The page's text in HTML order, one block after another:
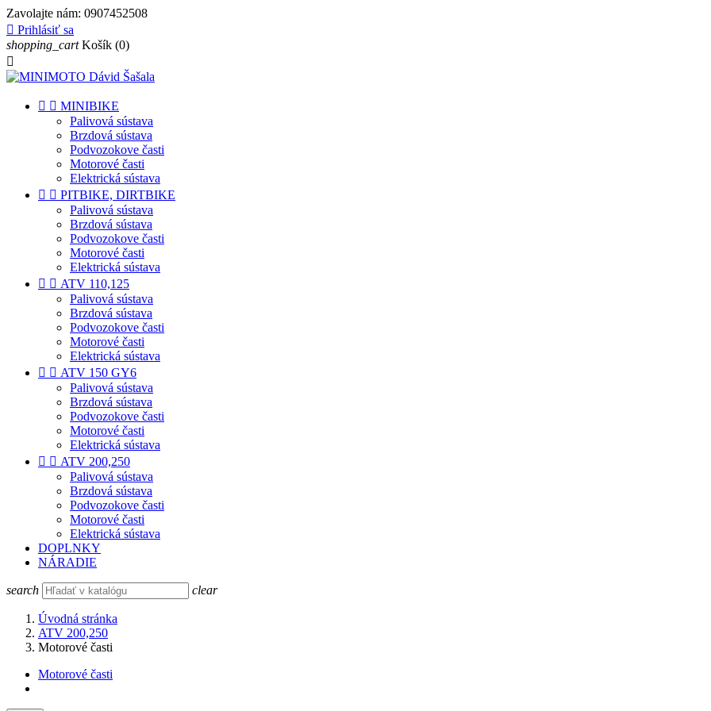
Zavolajte nám: 0907452508
 Prihlásiť sa
shopping_cart Košík (0)

  MINIBIKE
Palivová sústava
Brzdová sústava
Podvozokove časti
Motorové časti
Elektrická sústava
  PITBIKE, DIRTBIKE
Palivová sústava
Brzdová sústava
Podvozokove časti
Motorové časti
Elektrická sústava
  ATV 110,125
Palivová sústava
Brzdová sústava
Podvozokove časti
Motorové časti
Elektrická sústava
  ATV 150 GY6
Palivová sústava
Brzdová sústava
Podvozokove časti
Motorové časti
Elektrická sústava
  ATV 200,250
Palivová sústava
Brzdová sústava
Podvozokove časti
Motorové časti
Elektrická sústava
DOPLNKY
NÁRADIE
search clear
Úvodná stránka
ATV 200,250
Motorové časti
Motorové časti